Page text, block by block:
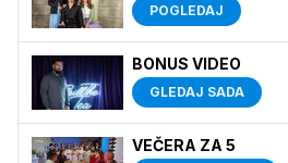
POGLEDAJ
BONUS VIDEO
GLEDAJ SADA
VEČERA ZA 5